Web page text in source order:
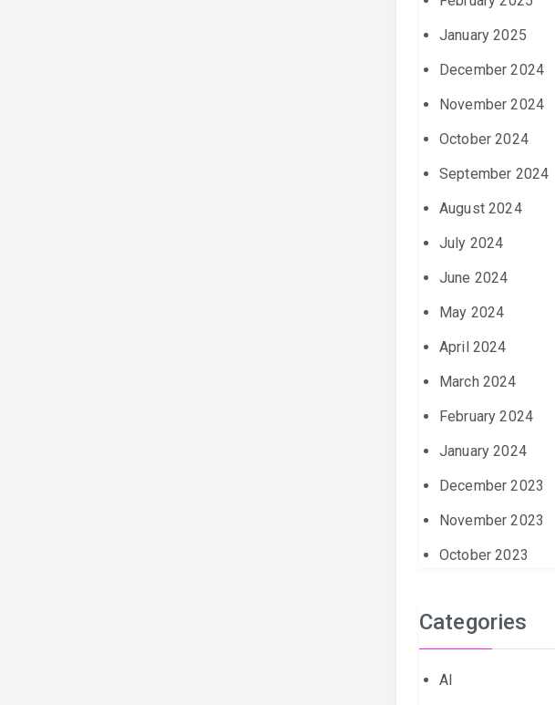
January 2025
December 2024
November 2024
October 2024
September 2024
August 2024
July 2024
June 2024
May 2024
April 2024
March 2024
February 2024
January 2024
December 2023
November 2023
October 2023
Categories
AI